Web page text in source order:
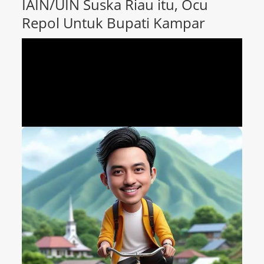
IAIN/UIN Suska Riau itu, Ocu
Repol Untuk Bupati Kampar